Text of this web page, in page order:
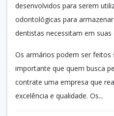
desenvolvidos para serem
odontológicas para
dentistas necessitam em suas
Os armários podem ser feitos
importante que quem busca
contrate uma empresa que
excelência e qualidade. Os...